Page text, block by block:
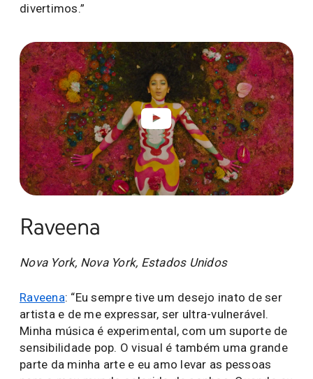
divertimos.”
Raveena
Nova York, Nova York, Estados Unidos
Raveena: “Eu sempre tive um desejo inato de ser
artista e de me expressar, ser ultra-vulnerável.
Minha música é experimental, com um suporte de
sensibilidade pop. O visual é também uma grande
parte da minha arte e eu amo levar as pessoas